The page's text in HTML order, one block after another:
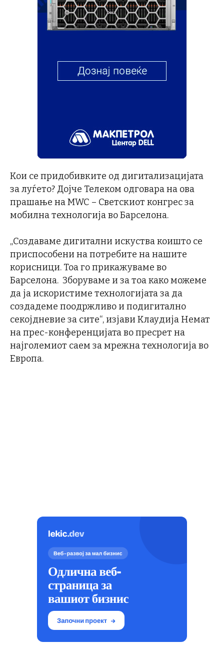
Кои се придобивките од дигитализацијата
за луѓето? Дојче Телеком одговара на ова
прашање на MWC – Светскиот конгрес за
мобилна технологија во Барселона.
„Создаваме дигитални искуства коишто се
приспособени на потребите на нашите
корисници. Тоа го прикажуваме во
Барселона. Зборуваме и за тоа како можеме
да ја искористиме технологијата за да
создадеме поодржливо и подигитално
секојдневие за сите“, изјави Клаудија Немат
на прес-конференцијата во пресрет на
најголемиот саем за мрежна технологија во
Европа.